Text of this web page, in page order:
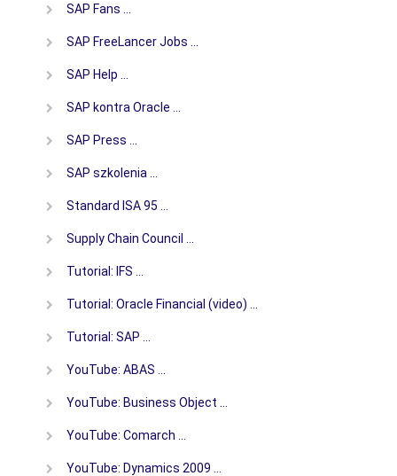
SAP Fans …
SAP FreeLancer Jobs …
SAP Help …
SAP kontra Oracle …
SAP Press …
SAP szkolenia …
Standard ISA 95 …
Supply Chain Council …
Tutorial: IFS …
Tutorial: Oracle Financial (video) …
Tutorial: SAP …
YouTube: ABAS …
YouTube: Business Object …
YouTube: Comarch …
YouTube: Dynamics 2009 …